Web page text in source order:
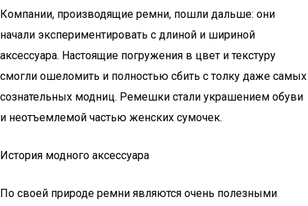
Компании, производящие ремни, пошли дальше: они
начали экспериментировать с длиной и шириной
аксессуара. Настоящие погружения в цвет и текстуру
смогли ошеломить и полностью сбить с толку даже самых
сознательных модниц. Ремешки стали украшением обуви
и неотъемлемой частью женских сумочек.
История модного аксессуара
По своей природе ремни являются очень полезными